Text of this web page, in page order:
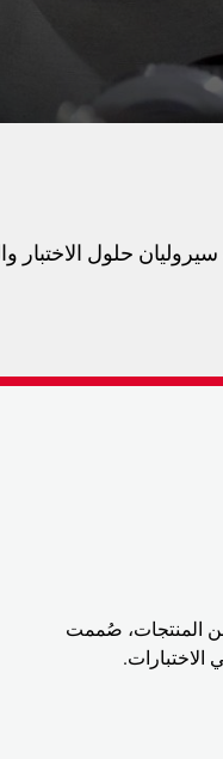
قدمت سيروليان حلول
المنتجات، صُممت
الاختبارات.